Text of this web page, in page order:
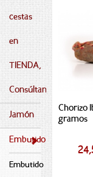
cestas
en
TIENDA,
Consúltanos
Jamón
Embutido
Embutido
Chorizo
gramos